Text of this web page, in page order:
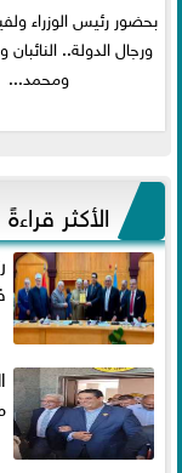
بحضور رئيس الوزراء
ورجال الدولة.. النائبان
ومحمد...
الأكثر قراءةً